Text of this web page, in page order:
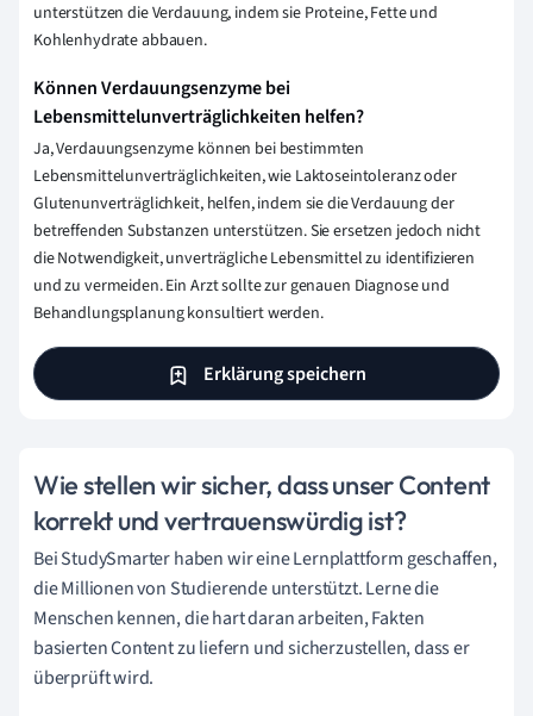
unterstützen die Verdauung, indem sie Proteine, Fette und
Kohlenhydrate abbauen.
Können Verdauungsenzyme bei
Lebensmittelunverträglichkeiten helfen?
Ja, Verdauungsenzyme können bei bestimmten
Lebensmittelunverträglichkeiten, wie Laktoseintoleranz oder
Glutenunverträglichkeit, helfen, indem sie die Verdauung der
betreffenden Substanzen unterstützen. Sie ersetzen jedoch nicht
die Notwendigkeit, unverträgliche Lebensmittel zu identifizieren
und zu vermeiden. Ein Arzt sollte zur genauen Diagnose und
Behandlungsplanung konsultiert werden.
Erklärung speichern
Wie stellen wir sicher, dass unser Content
korrekt und vertrauenswürdig ist?
Bei StudySmarter haben wir eine Lernplattform geschaffen,
die Millionen von Studierende unterstützt. Lerne die
Menschen kennen, die hart daran arbeiten, Fakten
basierten Content zu liefern und sicherzustellen, dass er
überprüft wird.